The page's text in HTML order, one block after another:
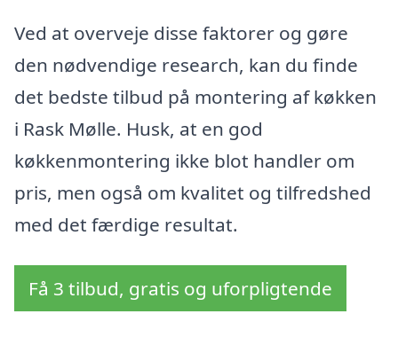
Ved at overveje disse faktorer og gøre
den nødvendige research, kan du finde
det bedste tilbud på montering af køkken
i Rask Mølle. Husk, at en god
køkkenmontering ikke blot handler om
pris, men også om kvalitet og tilfredshed
med det færdige resultat.
Få 3 tilbud, gratis og uforpligtende